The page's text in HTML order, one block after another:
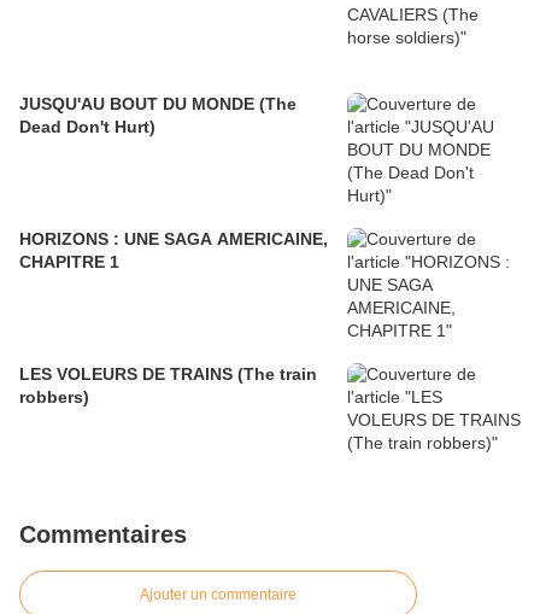
JUSQU'AU BOUT DU MONDE (The
Dead Don't Hurt)
HORIZONS : UNE SAGA AMERICAINE,
CHAPITRE 1
LES VOLEURS DE TRAINS (The train
robbers)
Commentaires
Ajouter un commentaire